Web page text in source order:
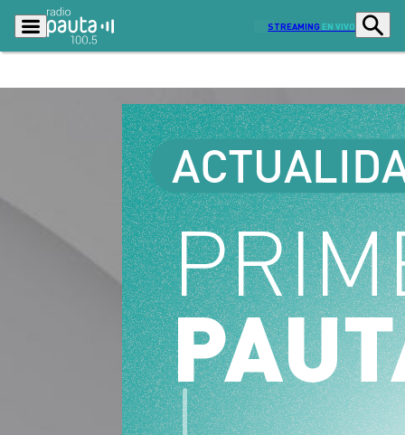
STREAMING EN VIVO
Programas
Actualidad
Economía
Radio en vivo Sostenibilidad
Tendencias Deportes
Entretención y Cultura Opinión
Dato en Pauta Señal 2
Contenido Patrocinado